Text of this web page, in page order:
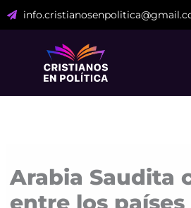
al
Arabia Saudita
entre los países